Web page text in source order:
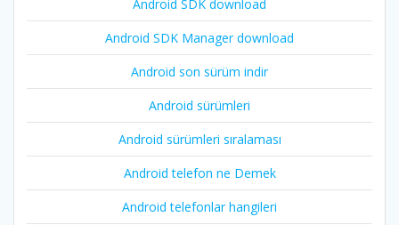
Android SDK download
Android SDK Manager download
Android son sürüm indir
Android sürümleri
Android sürümleri sıralaması
Android telefon ne Demek
Android telefonlar hangileri